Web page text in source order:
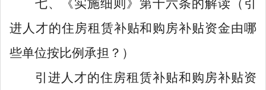
七、《实施细则》第十六条的解读（引
进人才的住房租赁补贴和购房补贴资金由哪
些单位按比例承担？）
引进人才的住房租赁补贴和购房补贴资